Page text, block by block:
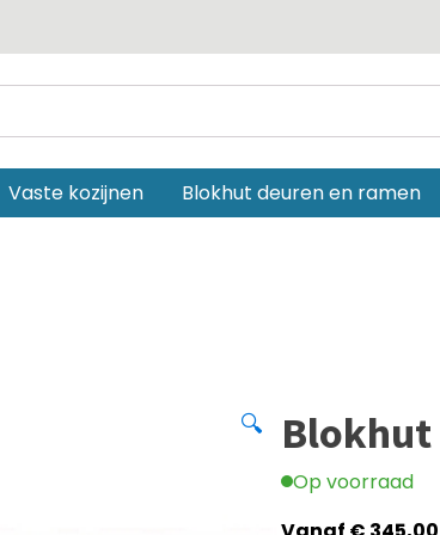
Vaste kozijnen Blokhut deuren en ramen
🔍 Blokhut
Op voorraad